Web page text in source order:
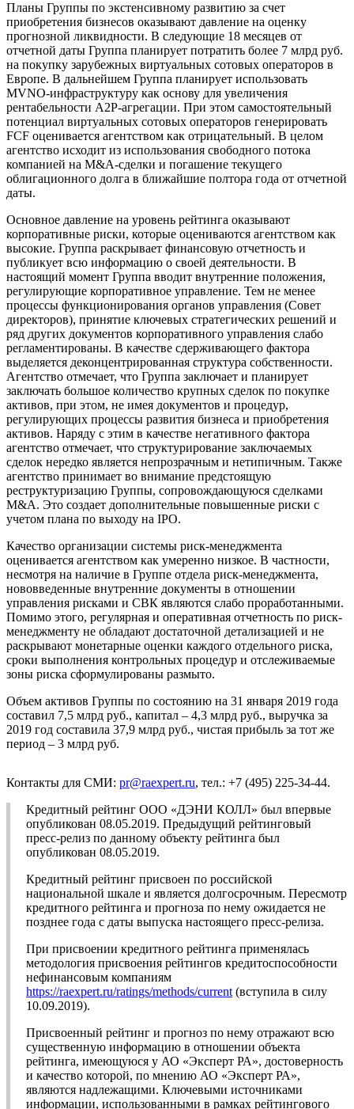
Планы Группы по экстенсивному развитию за счет
приобретения бизнесов оказывают давление на оценку
прогнозной ликвидности. В следующие 18 месяцев от
отчетной даты Группа планирует потратить более 7 млрд руб.
на покупку зарубежных виртуальных сотовых операторов в
Европе. В дальнейшем Группа планирует использовать
MVNO-инфраструктуру как основу для увеличения
рентабельности A2P-агрегации. При этом самостоятельный
потенциал виртуальных сотовых операторов генерировать
FCF оценивается агентством как отрицательный. В целом
агентство исходит из использования свободного потока
компанией на M&A-сделки и погашение текущего
облигационного долга в ближайшие полтора года от отчетной
даты.
Основное давление на уровень рейтинга оказывают
корпоративные риски, которые оцениваются агентством как
высокие. Группа раскрывает финансовую отчетность и
публикует всю информацию о своей деятельности. В
настоящий момент Группа вводит внутренние положения,
регулирующие корпоративное управление. Тем не менее
процессы функционирования органов управления (Совет
директоров), принятие ключевых стратегических решений и
ряд других документов корпоративного управления слабо
регламентированы. В качестве сдерживающего фактора
выделяется деконцентрированная структура собственности.
Агентство отмечает, что Группа заключает и планирует
заключать большое количество крупных сделок по покупке
активов, при этом, не имея документов и процедур,
регулирующих процессы развития бизнеса и приобретения
активов. Наряду с этим в качестве негативного фактора
агентство отмечает, что структурирование заключаемых
сделок нередко является непрозрачным и нетипичным. Также
агентство принимает во внимание предстоящую
реструктуризацию Группы, сопровождающуюся сделками
M&A. Это создает дополнительные повышенные риски с
учетом плана по выходу на IPO.
Качество организации системы риск-менеджмента
оценивается агентством как умеренно низкое. В частности,
несмотря на наличие в Группе отдела риск-менеджмента,
нововведенные внутренние документы в отношении
управления рисками и СВК являются слабо проработанными.
Помимо этого, регулярная и оперативная отчетность по риск-
менеджменту не обладают достаточной детализацией и не
раскрывают монетарные оценки каждого отдельного риска,
сроки выполнения контрольных процедур и отслеживаемые
зоны риска сформулированы размыто.
Объем активов Группы по состоянию на 31 января 2019 года
составил 7,5 млрд руб., капитал – 4,3 млрд руб., выручка за
2019 год составила 37,9 млрд руб., чистая прибыль за тот же
период – 3 млрд руб.
Контакты для СМИ: pr@raexpert.ru, тел.: +7 (495) 225-34-44.
Кредитный рейтинг ООО «ДЭНИ КОЛЛ» был впервые
опубликован 08.05.2019. Предыдущий рейтинговый
пресс-релиз по данному объекту рейтинга был
опубликован 08.05.2019.
Кредитный рейтинг присвоен по российской
национальной шкале и является долгосрочным. Пересмотр
кредитного рейтинга и прогноза по нему ожидается не
позднее года с даты выпуска настоящего пресс-релиза.
При присвоении кредитного рейтинга применялась
методология присвоения рейтингов кредитоспособности
нефинансовым компаниям
https://raexpert.ru/ratings/methods/current (вступила в силу
10.09.2019).
Присвоенный рейтинг и прогноз по нему отражают всю
существенную информацию в отношении объекта
рейтинга, имеющуюся у АО «Эксперт РА», достоверность
и качество которой, по мнению АО «Эксперт РА»,
являются надлежащими. Ключевыми источниками
информации, использованными в рамках рейтингового